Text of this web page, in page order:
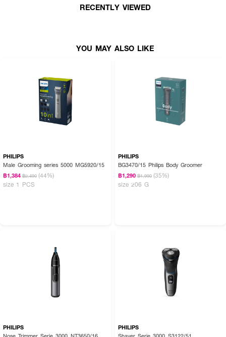
· มาตรฐานกันน้ำ IPX7: สามารถล้างด้วยน้ำ หรือใช้งานในห้องอาบน้ำได้
· ไฟแสดงสถานะแบตเตอรี่: ช่วยให้คุณทราบระดับพลังงานขณะใช้งาน
· สายชาร์จ USB-A: สะดวกต่อการพกพาและใช้งาน
RECENTLY VIEWED
YOU MAY ALSO LIKE
PHILIPS
Male Grooming series 5000 MG5920/15
฿1,384 ฿2,490 (44%)
size 1 PCS
PHILIPS
BG3470/15 Philips Body Groomer
฿1,290 ฿1,990 (35%)
size 206 G
PHILIPS
Nose Trimmer Serie 3000_NT3650/16
PHILIPS
Shaver Serie 3000_S3122/51